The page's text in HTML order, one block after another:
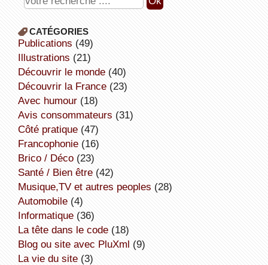
CATÉGORIES
publications (49)
illustrations (21)
découvrir le monde(40)
découvrir la France(23)
avec humour(18)
avis consommateurs (31)
côté pratique(47)
Francophonie(16)
Brico / Déco(23)
Santé / Bien être(42)
Musique,TV et autres peoples (28)
Automobile(4)
informatique(36)
la tête dans le code(18)
Blog ou site avec PluXml (9)
la vie du site(3)